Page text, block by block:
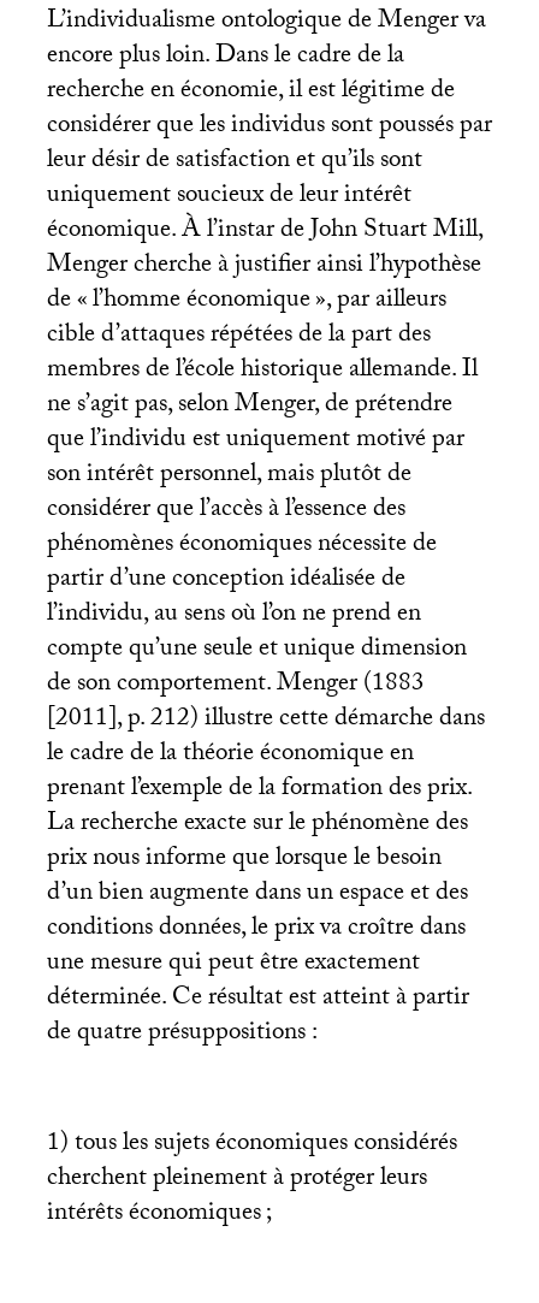
L’individualisme ontologique de Menger va
encore plus loin. Dans le cadre de la
recherche en économie, il est légitime de
considérer que les individus sont poussés par
leur désir de satisfaction et qu’ils sont
uniquement soucieux de leur intérêt
économique. À l’instar de John Stuart Mill,
Menger cherche à justifier ainsi l’hypothèse
de «l’homme économique», par ailleurs
cible d’attaques répétées de la part des
membres de l’école historique allemande. Il
ne s’agit pas, selon Menger, de prétendre
que l’individu est uniquement motivé par
son intérêt personnel, mais plutôt de
considérer que l’accès à l’essence des
phénomènes économiques nécessite de
partir d’une conception idéalisée de
l’individu, au sens où l’on ne prend en
compte qu’une seule et unique dimension
de son comportement. Menger (1883
[2011], p. 212) illustre cette démarche dans
le cadre de la théorie économique en
prenant l’exemple de la formation des prix.
La recherche exacte sur le phénomène des
prix nous informe que lorsque le besoin
d’un bien augmente dans un espace et des
conditions données, le prix va croître dans
une mesure qui peut être exactement
déterminée. Ce résultat est atteint à partir
de quatre présuppositions :
1) tous les sujets économiques considérés
cherchent pleinement à protéger leurs
intérêts économiques;